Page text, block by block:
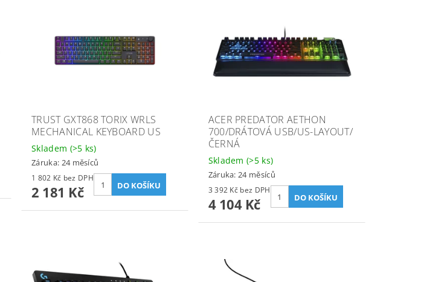
TRUST GXT868 TORIX WRLS
MECHANICAL KEYBOARD US
Skladem (>5 ks)
Záruka: 24 měsíců
1 802 Kč bez DPH
2 181 Kč
ACER PREDATOR AETHON
700/DRÁTOVÁ USB/US-LAYOUT/
ČERNÁ
Skladem(>5 ks)
Záruka: 24 měsíců
3 392 Kč bez DPH
4 104 Kč